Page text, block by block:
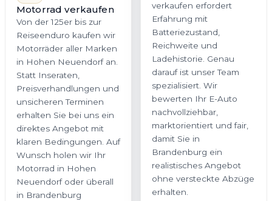
Motorrad verkaufen
Von der 125er bis zur
Reiseenduro kaufen wir
Motorräder aller Marken
in Hohen Neuendorf an.
Statt Inseraten,
Preisverhandlungen und
unsicheren Terminen
erhalten Sie bei uns ein
direktes Angebot mit
klaren Bedingungen. Auf
Wunsch holen wir Ihr
Motorrad in Hohen
Neuendorf oder überall
in Brandenburg
verkaufen erfordert
Erfahrung mit
Batteriezustand,
Reichweite und
Ladehistorie. Genau
darauf ist unser Team
spezialisiert. Wir
bewerten Ihr E-Auto
nachvollziehbar,
marktorientiert und fair,
damit Sie in
Brandenburg ein
realistisches Angebot
ohne versteckte Abzüge
erhalten.